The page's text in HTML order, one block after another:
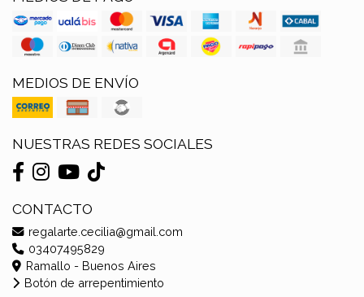
MEDIOS DE ENVÍO
NUESTRAS REDES SOCIALES
CONTACTO
regalarte.cecilia@gmail.com
03407495829
Ramallo - Buenos Aires
Botón de arrepentimiento